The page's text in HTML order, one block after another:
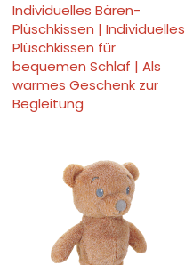
Individuelles Bären-
Plüschkissen | Individuelles
Plüschkissen für
bequemen Schlaf | Als
warmes Geschenk zur
Begleitung